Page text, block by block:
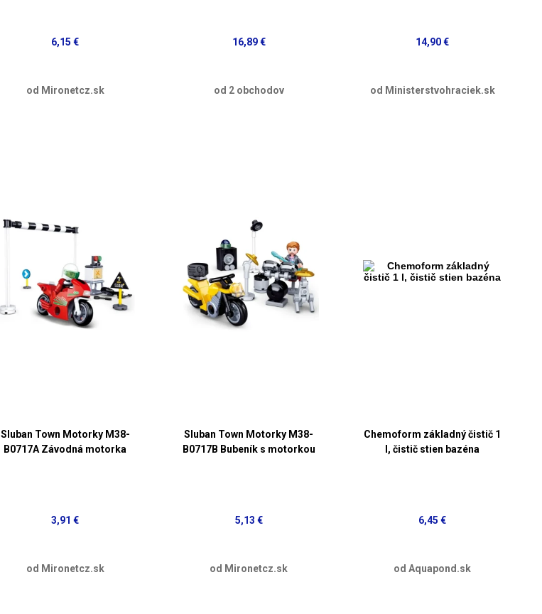
6,15 €
od Mironetcz.sk
16,89 €
od 2 obchodov
14,90 €
od Ministerstvohraciek.sk
Sluban Town Motorky M38-
B0717A Závodná motorka
3,91 €
od Mironetcz.sk
Sluban Town Motorky M38-
B0717B Bubeník s motorkou
5,13 €
od Mironetcz.sk
Chemoform základný čistič 1
l, čistič stien bazéna
6,45 €
od Aquapond.sk